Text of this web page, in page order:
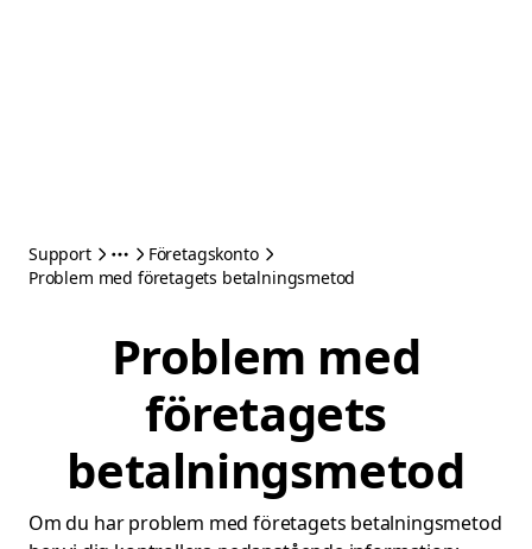
Support
Företagskonto
Problem med företagets betalningsmetod
Problem med
företagets
betalningsmetod
Om du har problem med företagets betalningsmetod